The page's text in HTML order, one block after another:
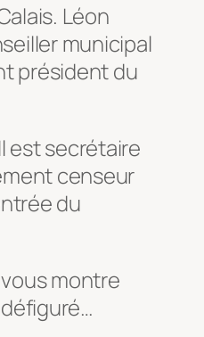
Léon
municipal
président du
est secrétaire
censeur
du
montre